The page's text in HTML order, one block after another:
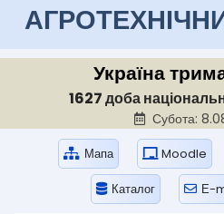
Україна
1627 доба
Субота:
Мапа Moodle
Каталог Е-